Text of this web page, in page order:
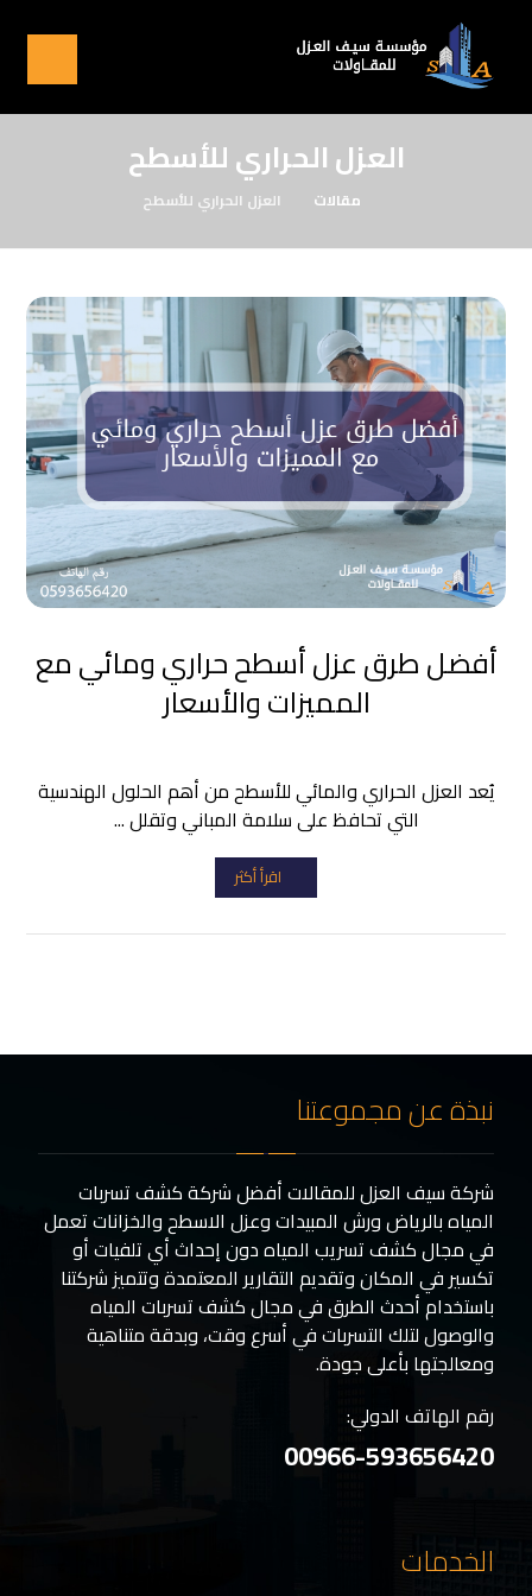
العزل الحراري للأسطح
مقالات العزل الحراري للأسطح
أفضل طرق عزل أسطح حراري ومائي مع
المميزات والأسعار
يُعد العزل الحراري والمائي للأسطح من أهم الحلول الهندسية
التي تحافظ على سلامة المباني وتقلل ...
اقرأ أكثر
نبذة عن مجموعتنا
شركة سيف العزل للمقالات أفضل شركة كشف تسربات
المياه بالرياض ورش المبيدات وعزل الاسطح والخزانات تعمل
في مجال كشف تسريب المياه دون إحداث أي تلفيات أو
تكسير في المكان وتقديم التقارير المعتمدة وتتميز شركتنا
باستخدام أحدث الطرق في مجال كشف تسربات المياه
والوصول لتلك التسربات في أسرع وقت، وبدقة متناهية
ومعالجتها بأعلى جودة.
رقم الهاتف الدولي:
00966-593656420
الخدمات